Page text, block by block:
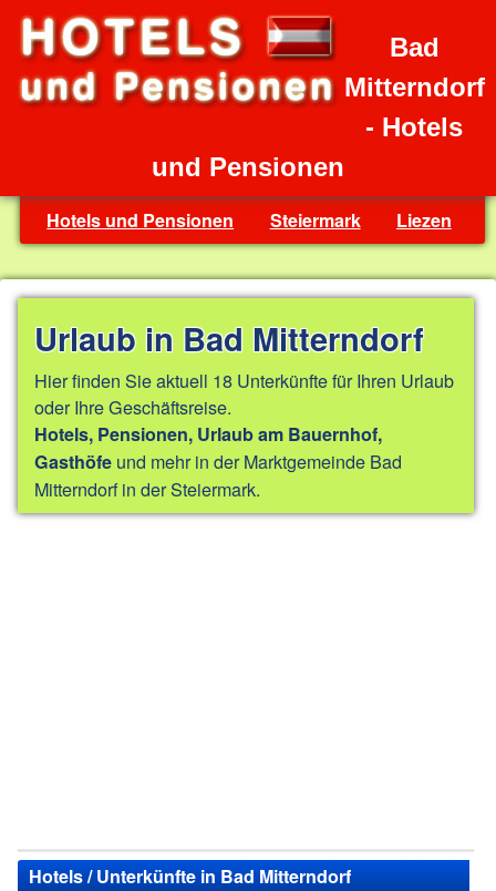
Bad
Mitterndorf
- Hotels
und Pensionen
Hotels und Pensionen Steiermark Liezen
Urlaub in Bad Mitterndorf
Hier finden Sie aktuell 18 Unterkünfte für Ihren Urlaub
oder Ihre Geschäftsreise.
Hotels, Pensionen, Urlaub am Bauernhof,
Gasthöfe und mehr in der Marktgemeinde Bad
Mitterndorf in der Steiermark.
Hotels / Unterkünfte in Bad Mitterndorf